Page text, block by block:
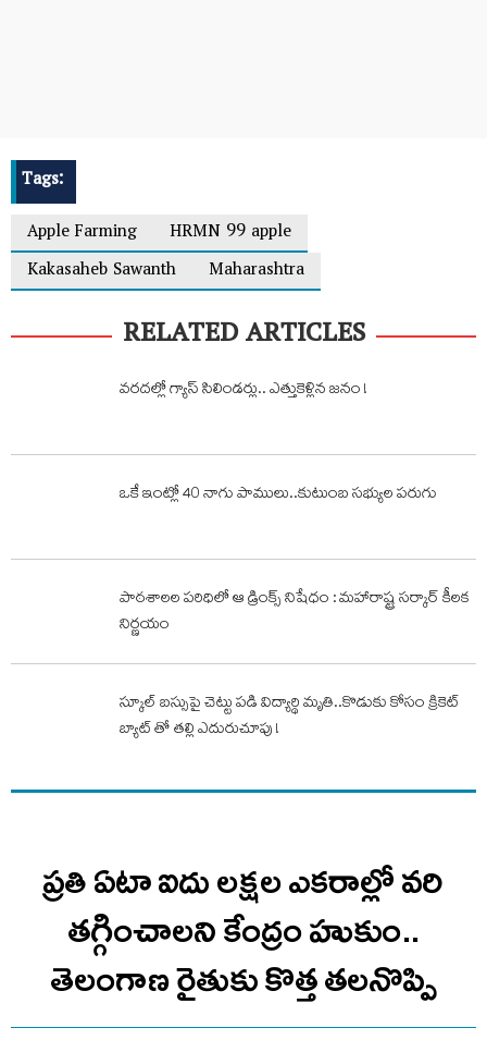
Tags:
Apple Farming
HRMN 99 apple
Kakasaheb Sawanth
Maharashtra
RELATED ARTICLES
వరదల్లో గ్యాస్ సిలిండర్లు.. ఎత్తుకెళ్లిన జనం !
ఒకే ఇంట్లో 40 నాగు పాములు..కుటుంబ సభ్యుల పరుగు
పాఠశాలల పరిధిలో ఆ డ్రింక్స్ నిషేధం : మహారాష్ట్ర సర్కార్ కీలక
నిర్ణయం
స్కూల్ బస్సుపై చెట్టు పడి విద్యార్థి మృతి..కొడుకు కోసం క్రికెట్
బ్యాట్ తో తల్లి ఎదురుచూపు !
ప్రతి ఏటా ఐదు లక్షల ఎకరాల్లో వరి
తగ్గించాలని కేంద్రం హుకుం..
తెలంగాణ రైతుకు కొత్త తలనొప్పి